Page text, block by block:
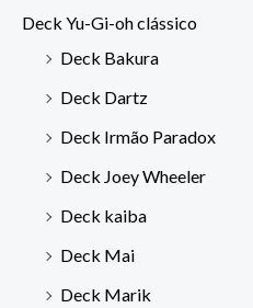
Deck Yu-Gi-oh clássico
Deck Bakura
Deck Dartz
Deck Irmão Paradox
Deck Joey Wheeler
Deck kaiba
Deck Mai
Deck Marik